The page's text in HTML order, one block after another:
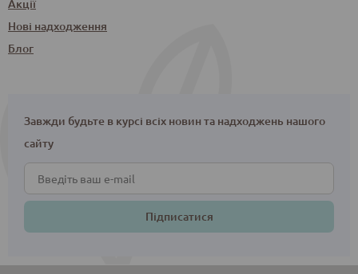
Акції
Нові надходження
Блог
Завжди будьте в курсі всіх новин та надходжень нашого
сайту
Підписатися